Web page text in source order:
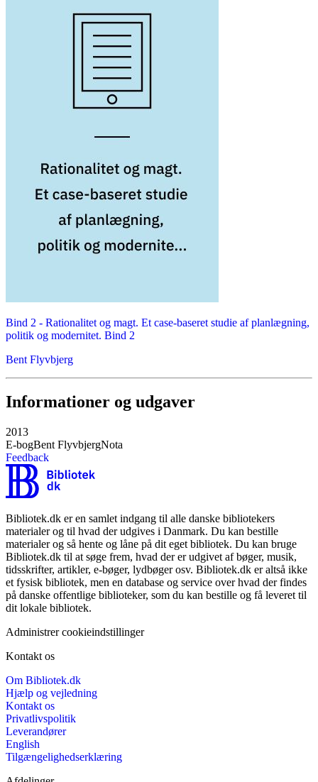
Bind 2 - Rationalitet og magt. Et case-baseret studie af planlægning,
politik og modernitet. Bind 2
Bent Flyvbjerg
Informationer og udgaver
2013
E-bogBent FlyvbjergNota
Feedback
Bibliotek.dk er en samlet indgang til alle danske bibliotekers
materialer og til hvad der udgives i Danmark. Du kan bestille
materialer og så hente og låne på dit eget bibliotek. Du kan bruge
Bibliotek.dk til at søge frem, hvad der er udgivet af bøger, musik,
tidsskrifter, artikler, e-bøger, lydbøger osv. Bibliotek.dk er altså ikke
et fysisk bibliotek, men en database og service over hvad der findes
på danske offentlige biblioteker, som du kan bestille og få leveret til
dit lokale bibliotek.
Administrer cookieindstillinger
Kontakt os
Om Bibliotek.dk
Hjælp og vejledning
Kontakt os
Privatlivspolitik
Leverandører
English
Tilgængelighedserklæring